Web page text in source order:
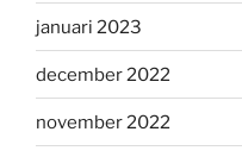
januari 2023
december 2022
november 2022